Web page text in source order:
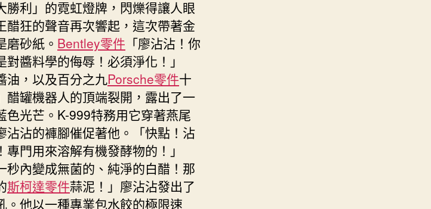
勝利」的霓虹燈牌，閃爍得讓人眼
醋狂的聲音再次響起，這次帶著金
磨砂紙。 Bentley零件 「廖沾沾！你
醬料學的侮辱！必須淨化！」
油，以及百分之九Porsche零件十
醋罐機器人的頂端裂開，露出了一
色光芒。K-999特務用它穿著燕尾
沾沾的褲腳催促著他。「快點！沾
門用來溶解有機發酵物的！」
秒內變成無菌的、純淨的白醋！那
斯柯達零件蒜泥！」廖沾沾發出了
。他以一種專業包水餃的極限速